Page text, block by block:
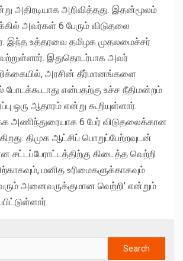
அதிரடியாக அறிவித்தது. இதன்மூலம்
அவர்கள் 6 பேரும் விடுதலை
இந்த உத்தரவை தமிழக முதலமைச்சர்
இதுதொடர்பாக அவர்
அரசின் தீர்மானங்களை
போடக்கூடாது என்பதற்கு உச்ச நீதிமன்றம்
ஒரு ஆதாரம் என்று கூறியுள்ளார்.
அணிந்துரையாக 6 பேர் விடுதலைக்கான
திமுக ஆட்சிப் பொறுப்பேற்றவுடன்
சட்டப்பேராட்டத்திற்கு கிடைத்த வெற்றி
மனித உரிமைகளுக்காகவும்
வரும் அனைவருக்குமான வெற்றி’ என்றும்